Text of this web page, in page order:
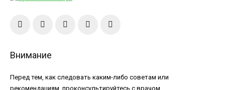
Внимание
Перед тем, как следовать каким-либо советам или
рекомендациям, проконсультируйтесь с врачом.